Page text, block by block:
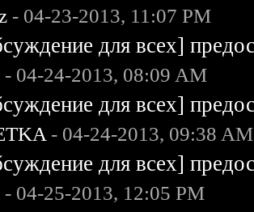
- 04-23-2013, 11:07 PM
для всех]
- 04-24-2013, 08:09 AM
для всех]
- 04-24-2013, 09:38 AM
для всех]
- 04-25-2013, 12:05 PM